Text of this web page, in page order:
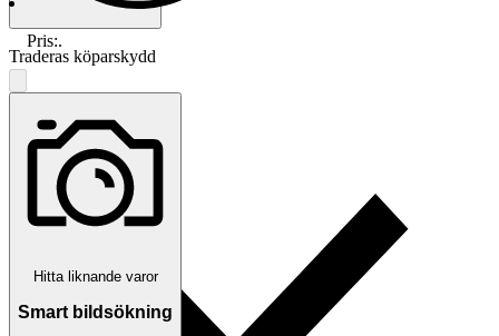
Traderas köparskydd
Pris:.
Hitta liknande varor
Smart bildsökning